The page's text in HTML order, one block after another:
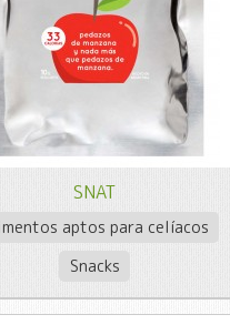
SNAT
aptos para celíacos
Snacks